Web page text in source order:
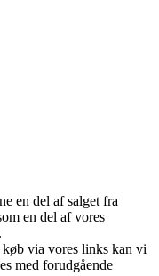
en del af salget fra
en del af vores
via vores links kan vi
med forudgående